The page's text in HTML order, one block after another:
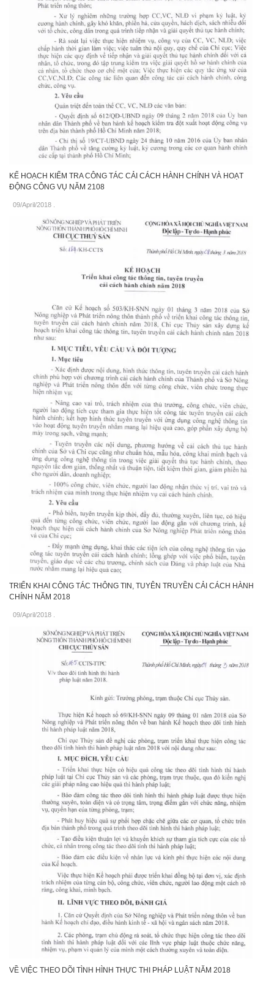
KẾ HOẠCH KIỂM TRA CÔNG TÁC CẢI CÁCH HÀNH CHÍNH VÀ HOẠT
ĐỘNG CÔNG VỤ NĂM 2108
09/April/2018
TRIỂN KHAI CÔNG TÁC THÔNG TIN, TUYÊN TRUYỀN CẢI CÁCH HÀNH
CHÍNH NĂM 2018
09/April/2018
VỀ VIỆC THEO DÕI TÌNH HÌNH THỰC THI PHÁP LUẬT NĂM 2018